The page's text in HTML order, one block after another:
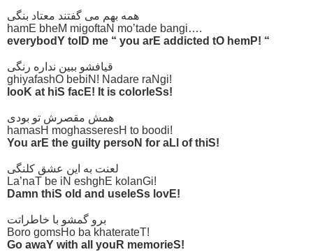
همه بهم می گفتند معتاد بنگی
hamE bheM migoftaN mo’tade bangi….
everybodY tolD me “ you arE addicted tO hemP! “
قیافشو ببین نداره رنگی
ghiyafashO bebiN! Nadare raNgi!
looK at hiS facE! It is colorleSs!
همش مقصرش تو بودی
hamasH moghasseresH to boodi!
You arE the guilty persoN for aLl of thiS!
لعنت به این عشق کلنگی
La’naT be iN eshghE kolanGi!
Damn thiS old and useleSs lovE!
برو گمشو با خاطراتت
Boro gomsHo ba khaterateT!
Go awaY with all youR memorieS!